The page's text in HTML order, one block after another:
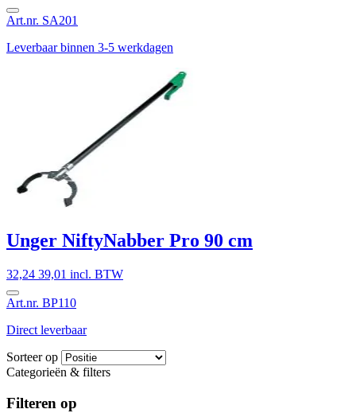
Art.nr. SA201
Leverbaar binnen 3-5 werkdagen
Unger NiftyNabber Pro 90 cm
32,24 39,01 incl. BTW
Art.nr. BP110
Direct leverbaar
Sorteer op
Categorieën & filters
Filteren op